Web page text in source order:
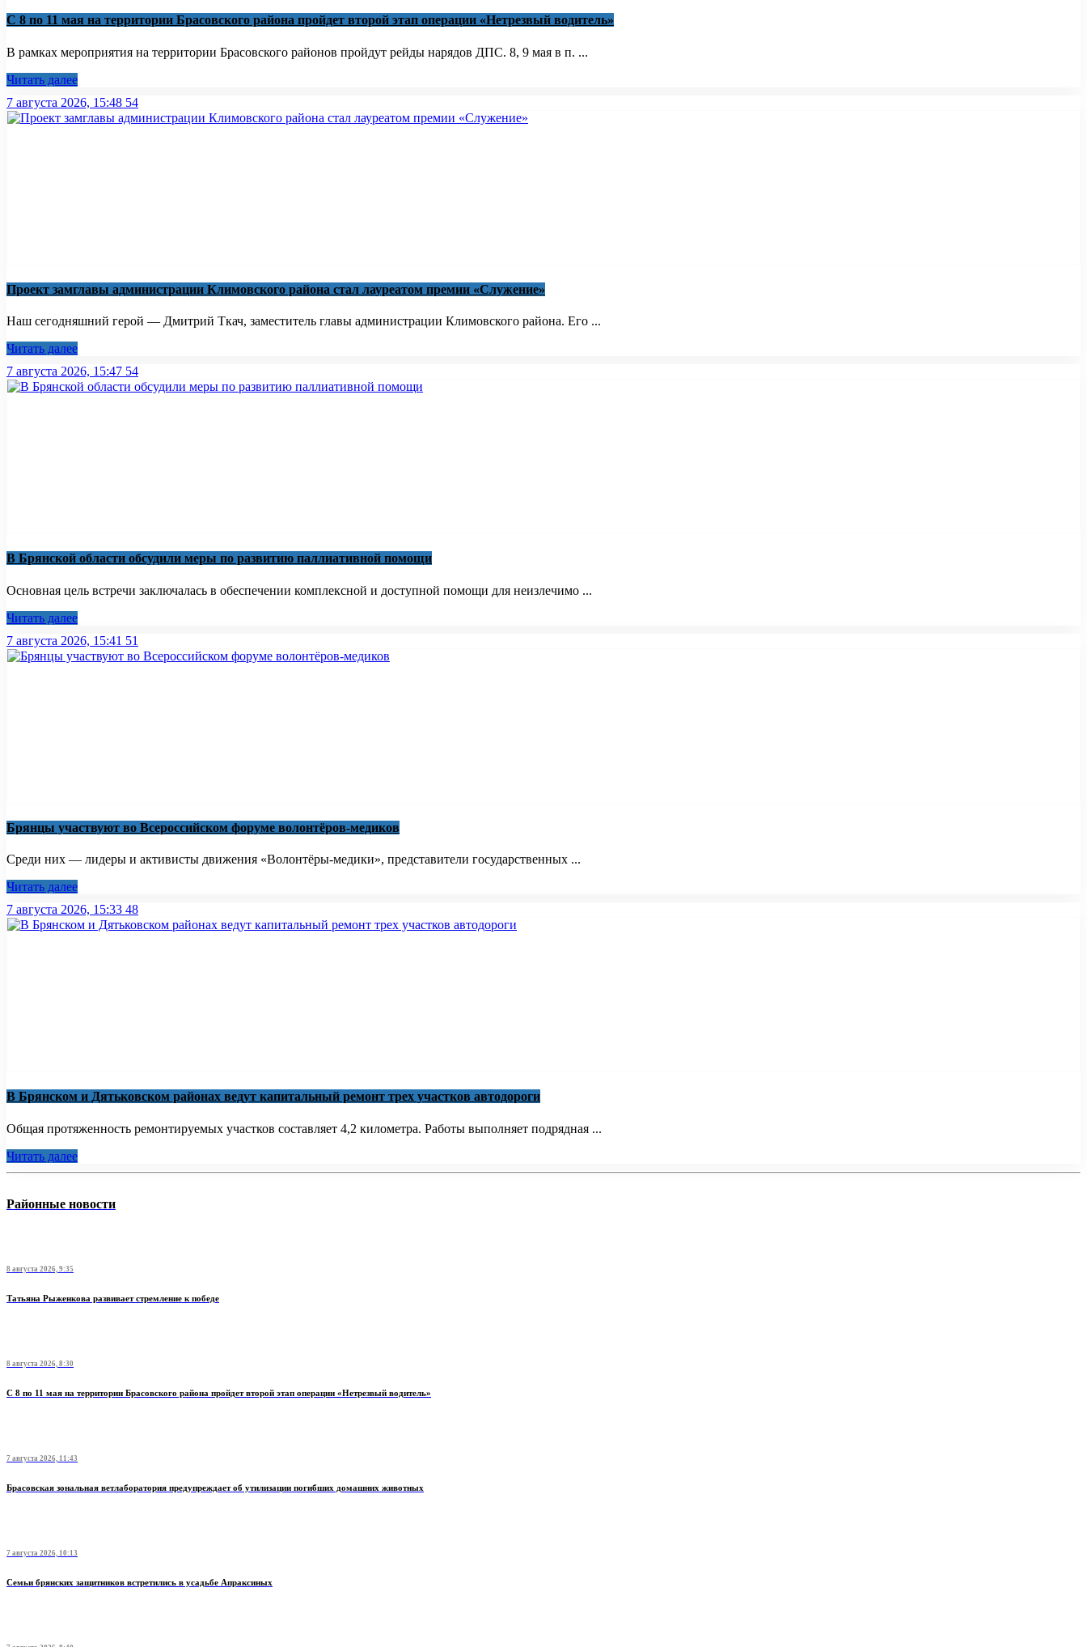
С 8 по 11 мая на территории Брасовского района пройдет второй этап операции «Нетрезвый водитель»
В рамках мероприятия на территории Брасовского районов пройдут рейды нарядов ДПС. 8, 9 мая в п. ...
Читать далее
7 августа 2026, 15:48 54
Проект замглавы администрации Климовского района стал лауреатом премии «Служение»
Наш сегодняшний герой — Дмитрий Ткач, заместитель главы администрации Климовского района. Его ...
Читать далее
7 августа 2026, 15:47 54
В Брянской области обсудили меры по развитию паллиативной помощи
Основная цель встречи заключалась в обеспечении комплексной и доступной помощи для неизлечимо ...
Читать далее
7 августа 2026, 15:41 51
Брянцы участвуют во Всероссийском форуме волонтёров-медиков
Среди них — лидеры и активисты движения «Волонтёры-медики», представители государственных ...
Читать далее
7 августа 2026, 15:33 48
В Брянском и Дятьковском районах ведут капитальный ремонт трех участков автодороги
Общая протяженность ремонтируемых участков составляет 4,2 километра. Работы выполняет подрядная ...
Читать далее
Районные новости
8 августа 2026, 9:35
Татьяна Рыженкова развивает стремление к победе
8 августа 2026, 8:30
С 8 по 11 мая на территории Брасовского района пройдет второй этап операции «Нетрезвый водитель»
7 августа 2026, 11:43
Брасовская зональная ветлаборатория предупреждает об утилизации погибших домашних животных
7 августа 2026, 10:13
Семьи брянских защитников встретились в усадьбе Апраксиных